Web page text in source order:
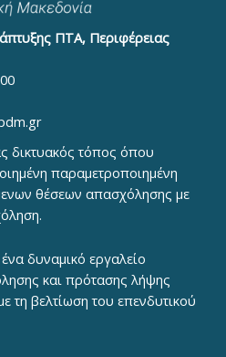
ΠΤΑ, Περιφέρειας
δικτυακός τόπος όπου
παραμετροποιημένη
θέσεων απασχόλησης με
δυναμικό εργαλείο
και πρότασης λήψης
βελτίωση του επενδυτικού